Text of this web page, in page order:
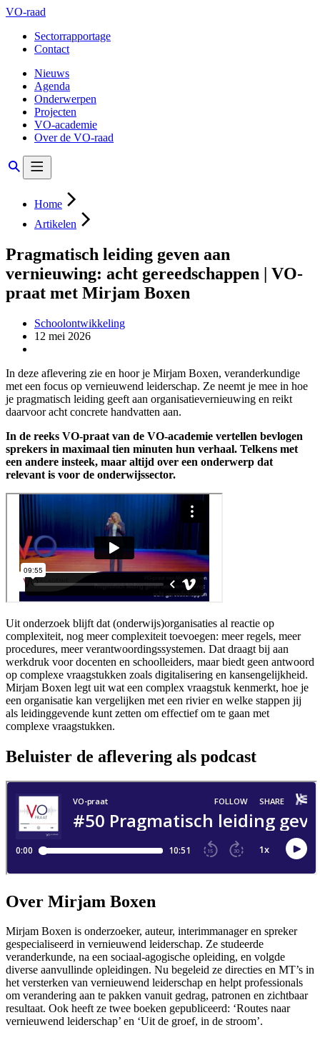
VO-raad
Sectorrapportage
Contact
Nieuws
Agenda
Onderwerpen
Projecten
VO-academie
Over de VO-raad
Home
Artikelen
Pragmatisch leiding geven aan
vernieuwing: acht gereedschappen | VO-
praat met Mirjam Boxen
Schoolontwikkeling
12 mei 2026
In deze aflevering zie en hoor je Mirjam Boxen, veranderkundige
met een focus op vernieuwend leiderschap. Ze neemt je mee in hoe
je pragmatisch leiding geeft aan organisatievernieuwing en reikt
daarvoor acht concrete handvatten aan.
In de reeks VO-praat van de VO-academie vertellen bevlogen
sprekers in maximaal tien minuten hun verhaal. Telkens met
een andere insteek, maar altijd over een onderwerp dat
relevant is voor de onderwijssector.
Uit onderzoek blijft dat (onderwijs)organisaties al reactie op
complexiteit, nog meer complexiteit toevoegen: meer regels, meer
procedures, meer verantwoordingssystemen. Dat draagt bij aan
werkdruk voor docenten en schoolleiders, maar biedt geen antwoord
op complexe vraagstukken zoals digitalisering en kansengelijkheid.
Mirjam Boxen legt uit wat een complex vraagstuk kenmerkt, hoe je
een organisatie kan vergelijken met een rivier en welke stappen jij
als leidinggevende kunt zetten om effectief om te gaan met
complexe vraagstukken.
Beluister de aflevering als podcast
Over Mirjam Boxen
Mirjam Boxen is onderzoeker, auteur, interimmanager en spreker
gespecialiseerd in vernieuwend leiderschap. Ze studeerde
veranderkunde, na een sociaal-agogische opleiding, en volgde
diverse aanvullinde opleidingen. Nu begeleid ze directies en MT’s in
het versterken van vernieuwend leiderschap en helpt professionals
om verandering aan te pakken vanuit gedrag, patronen en zichtbaar
resultaat. Ook heeft ze twee boeken gepubliceerd: ‘Routes naar
vernieuwend leiderschap’ en ‘Uit de groef, in de stroom’.